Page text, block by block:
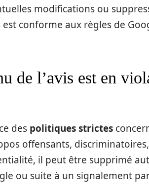
modifications ou
est conforme aux règles de
de l’avis est en
des politiques strictes
offensants,
il peut être supprimé
ou suite à un signalement